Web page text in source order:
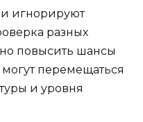
игнорируют
разных
повысить шансы
перемещаться
и уровня